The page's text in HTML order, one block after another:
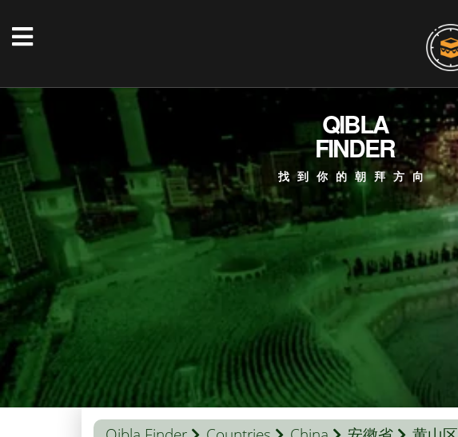
QIBLA
FINDER
找到你的朝拜方向